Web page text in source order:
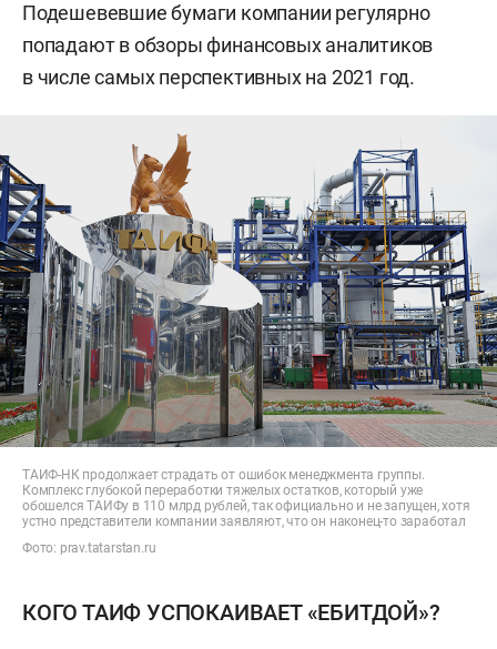
Подешевевшие бумаги компании регулярно
попадают в обзоры финансовых аналитиков
в числе самых перспективных на 2021 год.
ТАИФ-НК продолжает страдать от ошибок менеджмента группы.
Комплекс глубокой переработки тяжелых остатков, который уже
обошелся ТАИФу в 110 млрд рублей, так официально и не запущен, хотя
устно представители компании заявляют, что он наконец-то заработал
Фото: prav.tatarstan.ru
КОГО ТАИФ УСПОКАИВАЕТ «ЕБИТДОЙ»?